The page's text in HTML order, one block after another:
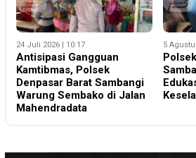
24 Juli 2026 | 10:17
Antisipasi Gangguan
Kamtibmas, Polsek
Denpasar Barat Sambangi
Warung Sembako di Jalan
Mahendradata
5